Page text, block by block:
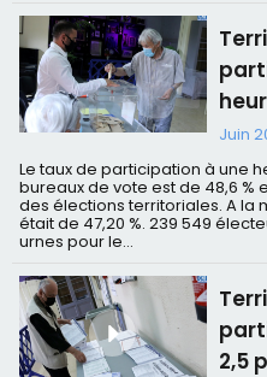
Juin
Le taux de participation à une
bureaux de vote est de 48,6 %
des élections territoriales. A la
était de 47,20 %. 239 549
urnes pour le...
2,5